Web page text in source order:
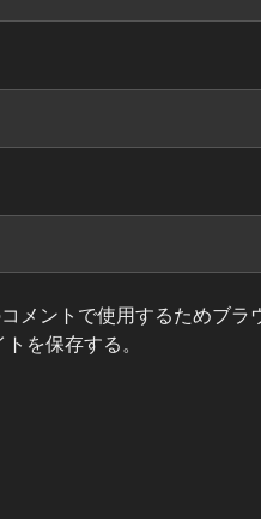
メントで使用するためブラ
を保存する。